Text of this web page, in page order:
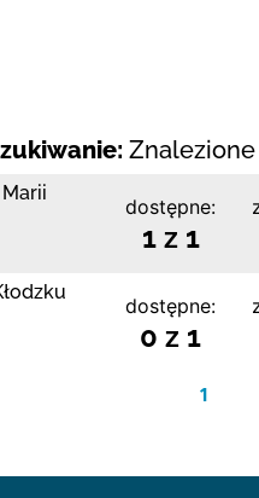
dostępne:
1 z 1
dostępne:
0 z 1
1